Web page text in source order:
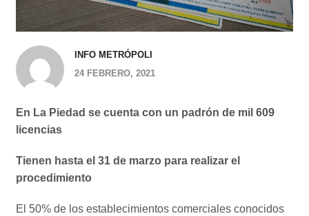
INFO METRÓPOLI
24 FEBRERO, 2021
En La Piedad se cuenta con un padrón de mil 609
licencias
Tienen hasta el 31 de marzo para realizar el
procedimiento
El 50% de los establecimientos comerciales conocidos